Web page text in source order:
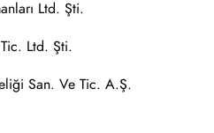
Ltd. Şti.
Ltd. Şti.
San. Ve Tic. A.Ş.